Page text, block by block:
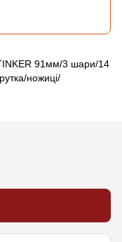
91мм/3 шари/14
ножиці/